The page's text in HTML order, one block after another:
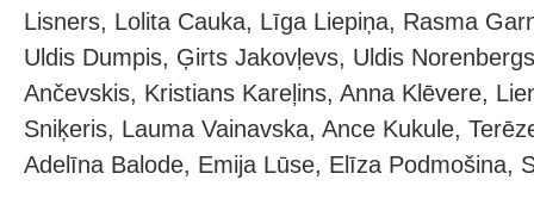
Lisners, Lolita Cauka, Līga Liepiņa, Rasma
Uldis Dumpis, Ģirts Jakovļevs, Uldis
Ančevskis, Kristians Kareļins, Anna Klēvere,
Sniķeris, Lauma Vainavska, Ance Kukule,
Adelīna Balode, Emija Lūse, Elīza Podmošina,